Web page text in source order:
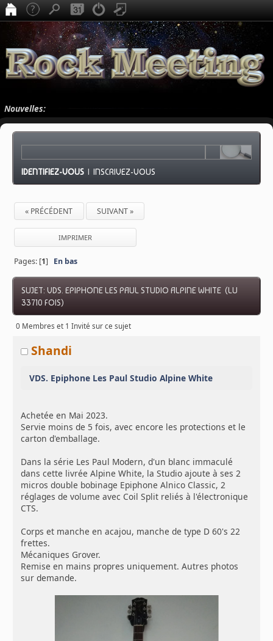
Nouvelles:
IDENTIFIEZ-VOUS |INSCRIVEZ-VOUS
« PRÉCÉDENT SUIVANT »
IMPRIMER
Pages: [1] En bas
SUJET: VDS. EPIPHONE LES PAUL STUDIO ALPINE WHITE (LU
33710 FOIS)
0 Membres et 1 Invité sur ce sujet
Shandi
VDS. Epiphone Les Paul Studio Alpine White
Achetée en Mai 2023.
Servie moins de 5 fois, avec encore les protections et le
carton d'emballage.
Dans la série Les Paul Modern, d'un blanc immaculé
dans cette livrée Alpine White, la Studio ajoute à ses 2
micros double bobinage Epiphone Alnico Classic, 2
réglages de volume avec Coil Split reliés à l'électronique
CTS.
Corps et manche en acajou, manche de type D 60's 22
frettes.
Mécaniques Grover.
Remise en mains propres uniquement. Autres photos
sur demande.